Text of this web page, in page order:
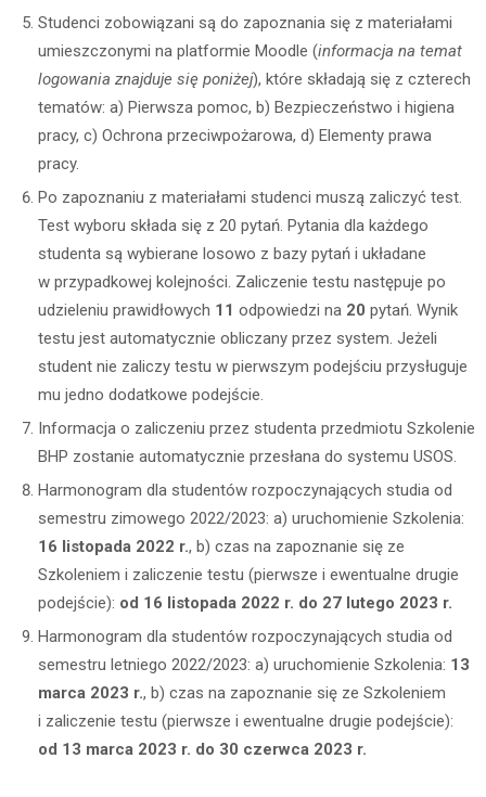
Studenci zobowiązani są do zapoznania się z materiałami
umieszczonymi na platformie Moodle (informacja na temat
logowania znajduje się poniżej), które składają się z czterech
tematów: a) Pierwsza pomoc, b) Bezpieczeństwo i higiena
pracy, c) Ochrona przeciwpożarowa, d) Elementy prawa
pracy.
Po zapoznaniu z materiałami studenci muszą zaliczyć test.
Test wyboru składa się z 20 pytań. Pytania dla każdego
studenta są wybierane losowo z bazy pytań i układane
w przypadkowej kolejności. Zaliczenie testu następuje po
udzieleniu prawidłowych 11 odpowiedzi na 20 pytań. Wynik
testu jest automatycznie obliczany przez system. Jeżeli
student nie zaliczy testu w pierwszym podejściu przysługuje
mu jedno dodatkowe podejście.
Informacja o zaliczeniu przez studenta przedmiotu Szkolenie
BHP zostanie automatycznie przesłana do systemu USOS.
Harmonogram dla studentów rozpoczynających studia od
semestru zimowego 2022/2023: a) uruchomienie Szkolenia:
16 listopada 2022 r., b) czas na zapoznanie się ze
Szkoleniem i zaliczenie testu (pierwsze i ewentualne drugie
podejście): od 16 listopada 2022 r. do 27 lutego 2023 r.
Harmonogram dla studentów rozpoczynających studia od
semestru letniego 2022/2023: a) uruchomienie Szkolenia: 13
marca 2023 r., b) czas na zapoznanie się ze Szkoleniem
i zaliczenie testu (pierwsze i ewentualne drugie podejście):
od 13 marca 2023 r. do 30 czerwca 2023 r.